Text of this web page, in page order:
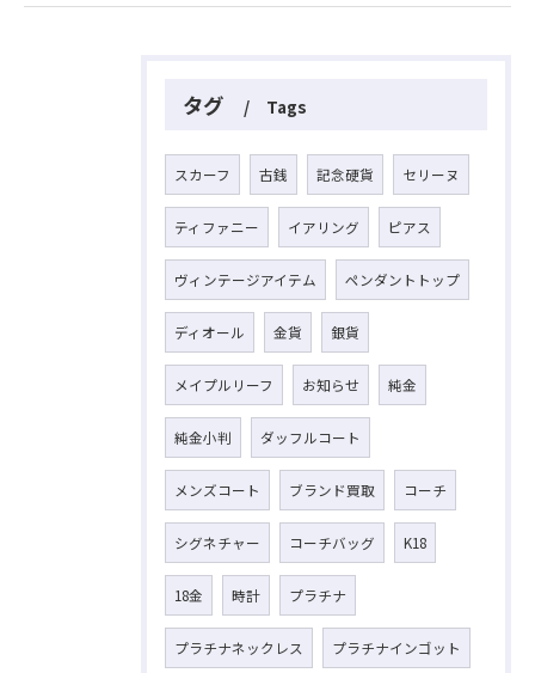
タグ Tags
スカーフ 古銭 記念硬貨 セリーヌ
ティファニー イアリング ピアス
ヴィンテージアイテム ペンダントトップ
ディオール 金貨 銀貨
メイプルリーフ お知らせ 純金
純金小判 ダッフルコート
メンズコート ブランド買取 コーチ
シグネチャー コーチバッグ K18
18金 時計 プラチナ
プラチナネックレス プラチナインゴット